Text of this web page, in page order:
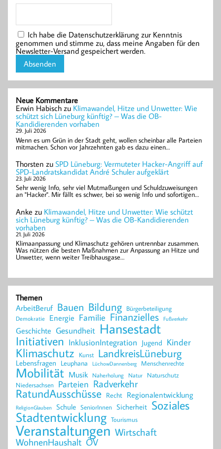
Ich habe die Datenschutzerklärung zur Kenntnis
genommen und stimme zu, dass meine Angaben für den
Newsletter-Versand gespeichert werden.
Neue Kommentare
Erwin Habisch zu Klimawandel, Hitze und Unwetter: Wie
schützt sich Lüneburg künftig? – Was die OB-
Kandidierenden vorhaben
29. Juli 2026
Wenn es um Grün in der Stadt geht, wollen scheinbar alle Parteien
mitmachen. Schon vor Jahrzehnten gab es dazu einen…
Thorsten zu SPD Lüneburg: Vermuteter Hacker-Angriff auf
SPD-Landratskandidat André Schuler aufgeklärt
23. Juli 2026
Sehr wenig Info, sehr viel Mutmaßungen und Schuldzuweisungen
an "Hacker". Mir fällt es schwer, bei so wenig Info und sofortigen…
Anke zu Klimawandel, Hitze und Unwetter: Wie schützt
sich Lüneburg künftig? – Was die OB-Kandidierenden
vorhaben
21. Juli 2026
Klimaanpassung und Klimaschutz gehören untrennbar zusammen.
Was nützen die besten Maßnahmen zur Anpassung an Hitze und
Unwetter, wenn weiter Treibhausgase…
Themen
ArbeitBeruf Bauen Bildung Bürgerbeteiligung
Demokratie Energie Familie Finanzielles Fußverkehr
Geschichte Gesundheit Hansestadt
Initiativen InklusionIntegration Jugend Kinder
Klimaschutz Kunst LandkreisLüneburg
Lebensfragen Leuphana LüchowDannenberg Menschenrechte
Mobilität Musik Naherholung Natur Naturschutz
Niedersachsen Parteien Radverkehr
RatundAusschüsse Recht Regionalentwicklung
ReligionGlauben Schule SeniorInnen Sicherheit Soziales
Stadtentwicklung Tourismus
Veranstaltungen Wirtschaft
WohnenHaushalt ÖV